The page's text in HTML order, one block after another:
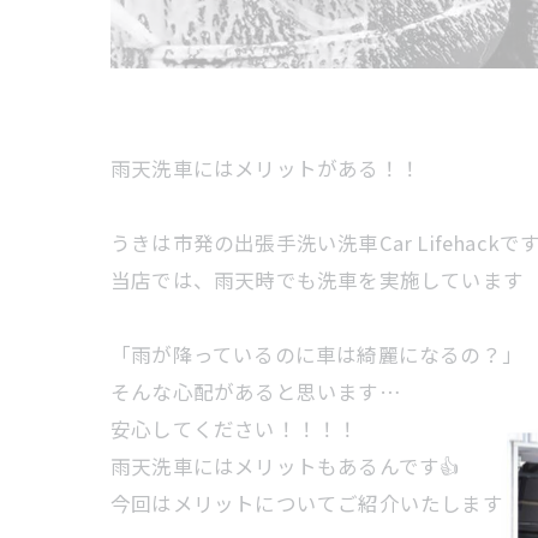
雨天洗車にはメリットがある！！
うきは市発の出張手洗い洗車Car Lifehackで
当店では、雨天時でも洗車を実施しています
「雨が降っているのに車は綺麗になるの？」
そんな心配があると思います…
安心してください！！！！
雨天洗車にはメリットもあるんです👍
今回はメリットについてご紹介いたします